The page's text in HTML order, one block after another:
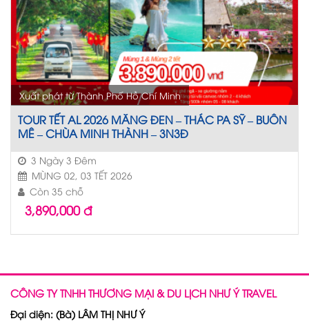
TOUR TẾT AL 2026 MĂNG ĐEN – THÁC PA SỸ – BUÔN
MÊ – CHÙA MINH THÀNH – 3N3Đ
Xuất phát từ Thành Phố Hồ Chí Minh
3 Ngày 3 Đêm
MÙNG 02, 03 TẾT 2026
Còn 35 chỗ
3,890,000đ
CÔNG TY TNHH THƯƠNG MẠI & DU LỊCH NHƯ Ý TRAVEL
Đại diện: (Bà) LÂM THỊ NHƯ Ý